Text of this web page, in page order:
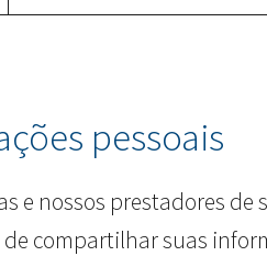
pessoais
e nossos prestadores
compartilhar suas